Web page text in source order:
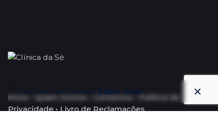
Início•Quem Somos•Contactos•Política de
Privacidade•Livro de Reclamações
Este sítio usa cookies. Saber mais